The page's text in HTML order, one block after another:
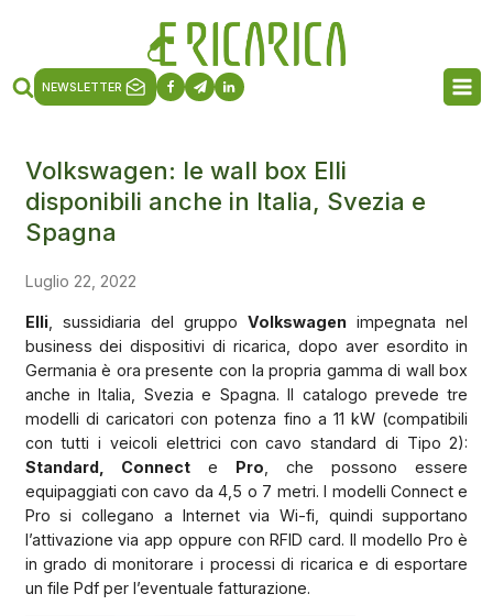
NEWSLETTER
Volkswagen: le wall box Elli
disponibili anche in Italia, Svezia e
Spagna
Luglio 22, 2022
Elli, sussidiaria del gruppoVolkswagen impegnata nel
business dei dispositivi di ricarica, dopo aver esordito in
Germania è ora presente con la propria gamma di wall box
anche in Italia, Svezia e Spagna. Il catalogo prevede tre
modelli di caricatori con potenza fino a 11 kW (compatibili
con tutti i veicoli elettrici con cavo standard di Tipo 2):
Standard, Connecte Pro , che possono essere
equipaggiati con cavo da 4,5 o 7 metri. I modelli Connect e
Pro si collegano a Internet via Wi-fi, quindi supportano
l’attivazione via app oppure con RFID card. Il modello Pro è
in grado di monitorare i processi di ricarica e di esportare
un file Pdf per l’eventuale fatturazione.